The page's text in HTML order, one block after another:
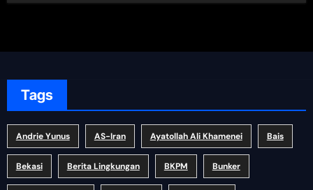
Tags
Andrie Yunus AS-Iran Ayatollah Ali Khamenei Bais
Bekasi Berita Lingkungan BKPM Bunker